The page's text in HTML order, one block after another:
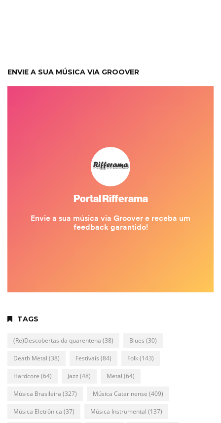
ENVIE A SUA MÚSICA VIA GROOVER
TAGS
(Re)Descobertas da quarentena (38) Blues (30)
Death Metal (38) Festivais (84) Folk(143)
Hardcore (64) Jazz (48) Metal (64)
Música Brasileira (327) Música Catarinense (409)
Música Eletrônica (37) Música Instrumental (137)